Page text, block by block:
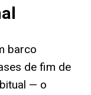
barco
de fim de
— o